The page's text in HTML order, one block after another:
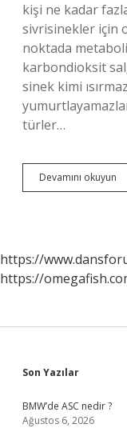
kişi ne kadar
sivrisinekler için
noktada
karbondioksit
sinek kimi
türler…
Devamını okuyun
En
https://
https://
Sidebar
Son Yazılar
BMW’de ASC nedir ?
Ağustos 6, 2026